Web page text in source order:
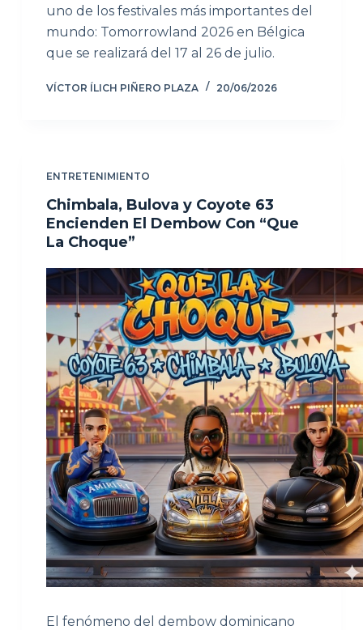
uno de los festivales más importantes del
mundo: Tomorrowland 2026 en Bélgica
que se realizará del 17 al 26 de julio.
VÍCTOR ÍLICH PIÑERO PLAZA 20/06/2026
ENTRETENIMIENTO
Chimbala, Bulova y Coyote 63
Encienden El Dembow Con “Que
La Choque”
El fenómeno del dembow dominicano